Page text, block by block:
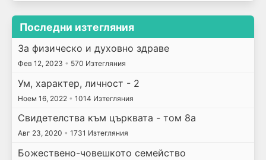
Последни изтегляния
За физическо и духовно здраве
Фев 12, 2023 • 570 Изтегляния
Ум, характер, личност - 2
Ноем 16, 2022 • 1014 Изтегляния
Свидетелства към църквата - том 8а
Авг 23, 2020 • 1731 Изтегляния
Божествено-човешкото семейство